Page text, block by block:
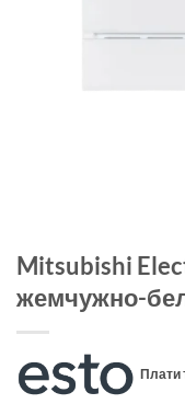
Mitsubishi
жемчужно-
Плати